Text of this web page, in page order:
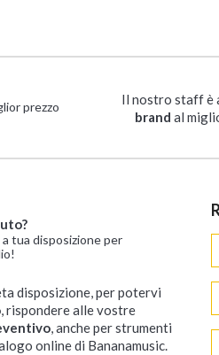
prezzo
Il nostro staff è
brand al
tua disposizione per
disposizione, per potervi
, rispondere alle vostre
, anche per strumenti
online di Bananamusic.